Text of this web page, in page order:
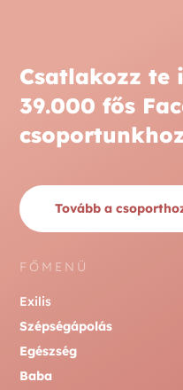
Csatlakozz te
39.000 fős
Tovább a
FŐMENÜ
Exilis
Szépségápolás
Egészség
Baba